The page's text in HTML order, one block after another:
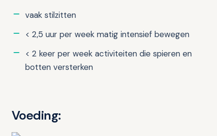
vaak stilzitten
< 2,5 uur per week matig intensief bewegen
< 2 keer per week activiteiten die spieren en
botten versterken
Voeding: